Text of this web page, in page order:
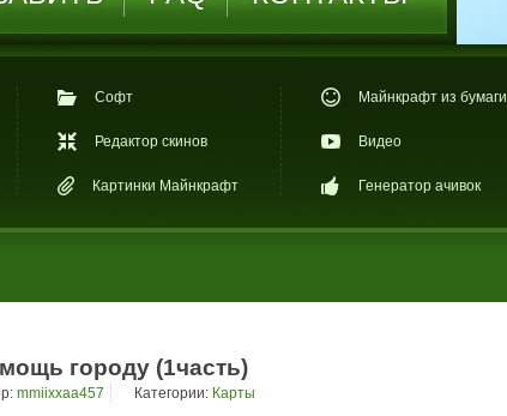
Софт
Редактор скинов
Картинки Майнкрафт
Майнкрафт из бумаги
Видео
Генератор ачивок
городу (1часть)
mmiixxaa457 Категории: Карты